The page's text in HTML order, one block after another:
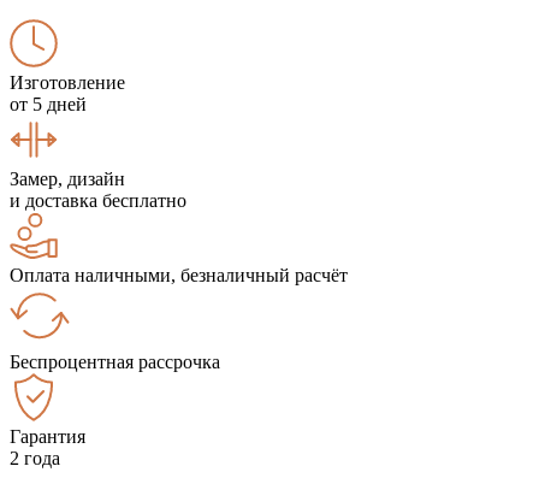
Изготовление
от 5 дней
Замер, дизайн
и доставка бесплатно
Оплата наличными, безналичный расчёт
Беспроцентная рассрочка
Гарантия
2 года